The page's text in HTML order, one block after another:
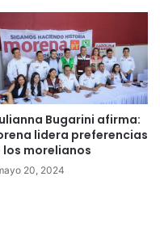
Bugarini afirma:
lidera preferencias
los morelianos
20, 2024